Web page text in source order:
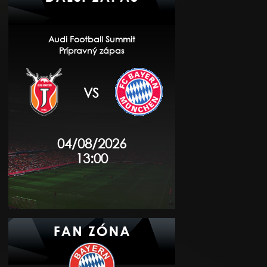
Audi Football Summit
Prípravný zápas
VS
04/08/2026
13:00